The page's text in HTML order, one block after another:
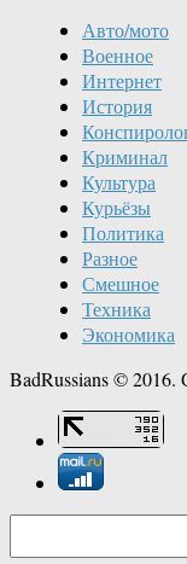
Авто/мото
Военное
Интернет
История
Криминал
Культура
Курьёзы
Политика
Разное
Смешное
Техника
Экономика
BadRussians © 2016.